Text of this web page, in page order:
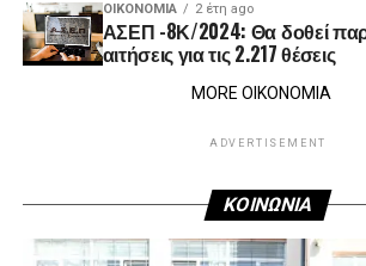
ΟΙΚΟΝΟΜΊΑ 2 έτη ago
ΑΣΕΠ -8Κ/2024: Θα δοθεί
αιτήσεις για τις 2.217 θέσεις
MORE ΟΙΚΟΝΟΜΙΑ
ADVERTISEMENT
ΚΟΙΝΩΝΙΑ